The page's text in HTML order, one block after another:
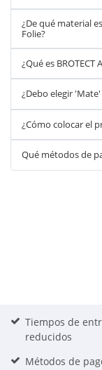
¿De qué material
Folie?
¿Qué es BROTECT
¿Debo elegir
¿Cómo colocar el
Qué métodos de
Tiempos de
reducidos
Métodos de